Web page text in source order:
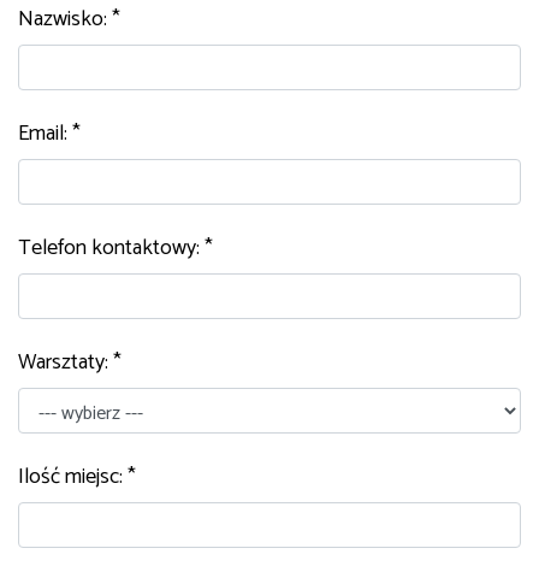
Nazwisko: *
Email: *
Telefon kontaktowy: *
Warsztaty: *
Ilość miejsc: *